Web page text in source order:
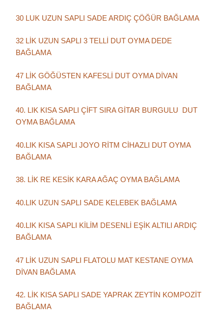
30 LUK UZUN SAPLI SADE ARDIÇ ÇÖĞÜR BAĞLAMA
32 LİK UZUN SAPLI 3 TELLİ DUT OYMA DEDE
BAĞLAMA
47 LİK GÖĞÜSTEN KAFESLİ DUT OYMA DİVAN
BAĞLAMA
40. LIK KISA SAPLI ÇİFT SIRA GİTAR BURGULU DUT
OYMA BAĞLAMA
40.LIK KISA SAPLI JOYO RİTM CİHAZLI DUT OYMA
BAĞLAMA
38. LİK RE KESİK KARA AĞAÇ OYMA BAĞLAMA
40.LIK UZUN SAPLI SADE KELEBEK BAĞLAMA
40.LIK KISA SAPLI KİLİM DESENLİ EŞİK ALTILI ARDIÇ
BAĞLAMA
47 LİK UZUN SAPLI FLATOLU MAT KESTANE OYMA
DİVAN BAĞLAMA
42. LİK KISA SAPLI SADE YAPRAK ZEYTİN KOMPOZİT
BAĞLAMA